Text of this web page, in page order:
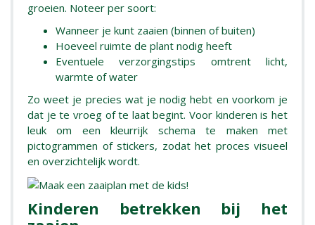
groeien. Noteer per soort:
Wanneer je kunt zaaien (binnen of buiten)
Hoeveel ruimte de plant nodig heeft
Eventuele verzorgingstips omtrent licht,
warmte of water
Zo weet je precies wat je nodig hebt en voorkom je
dat je te vroeg of te laat begint. Voor kinderen is het
leuk om een kleurrijk schema te maken met
pictogrammen of stickers, zodat het proces visueel
en overzichtelijk wordt.
Kinderen betrekken bij het